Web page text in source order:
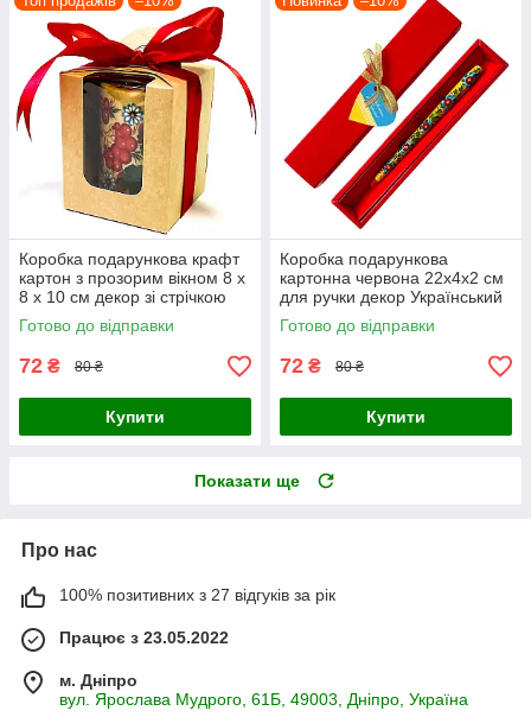
Коробка подарункова крафт
картон з прозорим вікном 8 х
8 х 10 см декор зі стрічкою
Готово до відправки
72 ₴ 80 ₴
Купити
Коробка подарункова
картонна червона 22х4х2 см
для ручки декор Український
сувенір
Готово до відправки
72 ₴ 80 ₴
Купити
Показати ще
Про нас
100% позитивних з 27 відгуків за рік
Працює з 23.05.2022
м. Дніпро
вул. Ярослава Мудрого, 61Б, 49003, Дніпро, Україна